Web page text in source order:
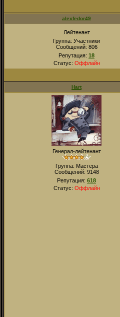
alexfedor49
Лейтенант
Группа: Участники
Сообщений: 806
Репутация: 18
Статус: Оффлайн
Hart
Генерал-лейтенант
Группа: Мастера
Сообщений: 9148
Репутация: 618
Статус: Оффлайн